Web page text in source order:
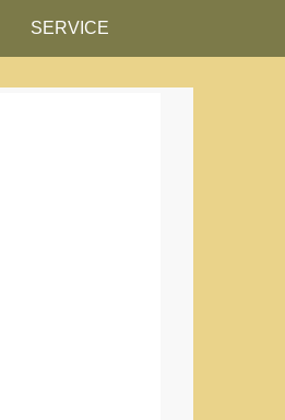
SERVICE